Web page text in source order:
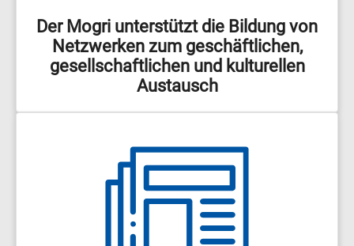
Der Mogri unterstützt die Bildung von
Netzwerken zum geschäftlichen,
gesellschaftlichen und kulturellen
Austausch